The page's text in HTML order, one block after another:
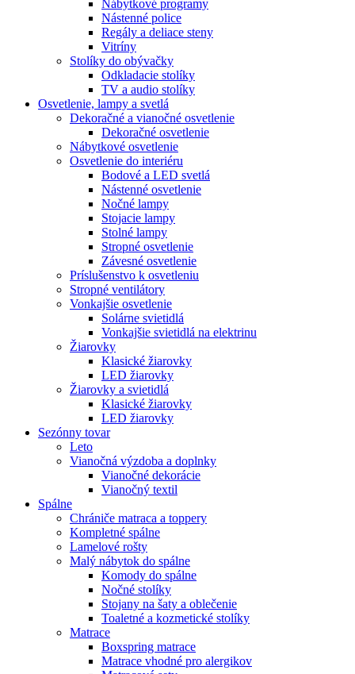
Nábytkové programy
Nástenné police
Regály a deliace steny
Vitríny
Stolíky do obývačky
Odkladacie stolíky
TV a audio stolíky
Osvetlenie, lampy a svetlá
Dekoračné a vianočné osvetlenie
Dekoračné osvetlenie
Nábytkové osvetlenie
Osvetlenie do interiéru
Bodové a LED svetlá
Nástenné osvetlenie
Nočné lampy
Stojacie lampy
Stolné lampy
Stropné osvetlenie
Závesné osvetlenie
Príslušenstvo k osvetleniu
Stropné ventilátory
Vonkajšie osvetlenie
Solárne svietidlá
Vonkajšie svietidlá na elektrinu
Žiarovky
Klasické žiarovky
LED žiarovky
Žiarovky a svietidlá
Klasické žiarovky
LED žiarovky
Sezónny tovar
Leto
Vianočná výzdoba a doplnky
Vianočné dekorácie
Vianočný textil
Spálne
Chrániče matraca a toppery
Kompletné spálne
Lamelové rošty
Malý nábytok do spálne
Komody do spálne
Nočné stolíky
Stojany na šaty a oblečenie
Toaletné a kozmetické stolíky
Matrace
Boxspring matrace
Matrace vhodné pro alergikov